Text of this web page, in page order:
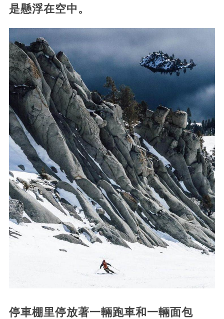
是懸浮在空中。
停車棚里停放著一輛跑車和一輛面包